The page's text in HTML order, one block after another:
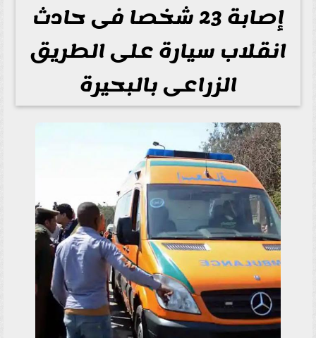
إصابة 23 شخصا فى حادث
انقلاب سيارة على الطريق
الزراعى بالبحيرة